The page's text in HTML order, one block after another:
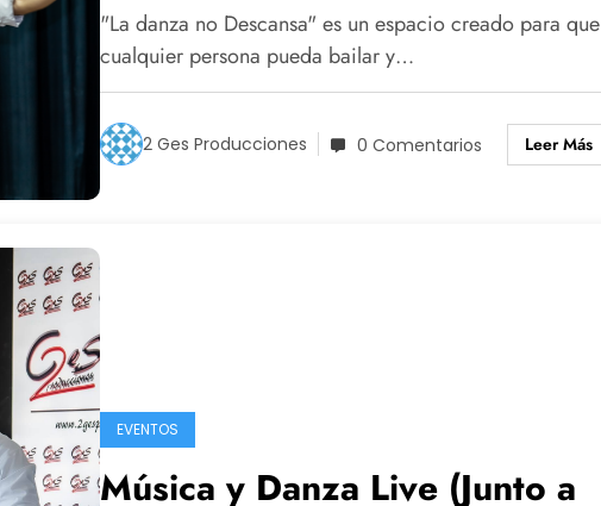
"La danza no Descansa" es un espacio creado para que
cualquier persona pueda bailar y…
2 Ges Producciones 0 Comentarios Leer Más
EVENTOS
Música y Danza Live (Junto a